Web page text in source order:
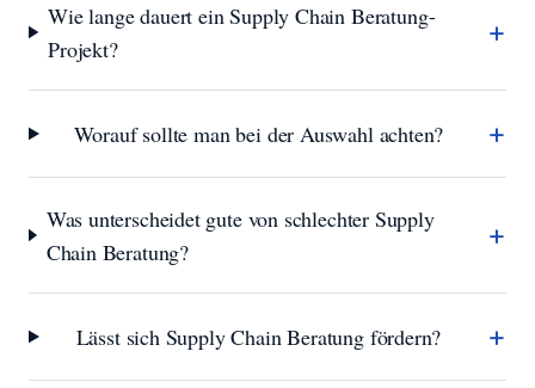
Wie lange dauert ein Supply Chain Beratung-
Projekt?
+
Worauf sollte man bei der Auswahl achten? +
Was unterscheidet gute von schlechter Supply
Chain Beratung?
+
Lässt sich Supply Chain Beratung fördern? +